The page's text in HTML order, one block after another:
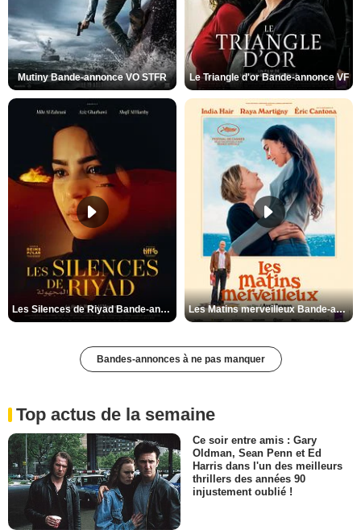
Mutiny Bande-annonce VO STFR Le Triangle d'or Bande-annonce VF
Les Silences de Riyad Bande-annonce VO STFR Les Matins merveilleux Bande-annonce VF
Bandes-annonces à ne pas manquer
Top actus de la semaine
Ce soir entre amis : Gary
Oldman, Sean Penn et Ed
Harris dans l'un des meilleurs
thrillers des années 90
injustement oublié !